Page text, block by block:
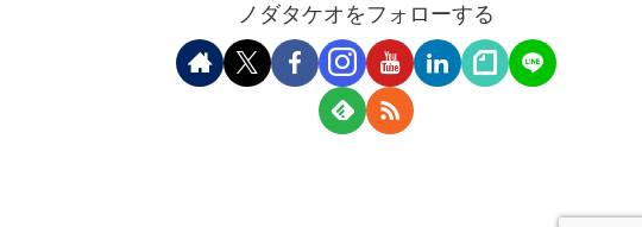
ノダタケオをフォローする